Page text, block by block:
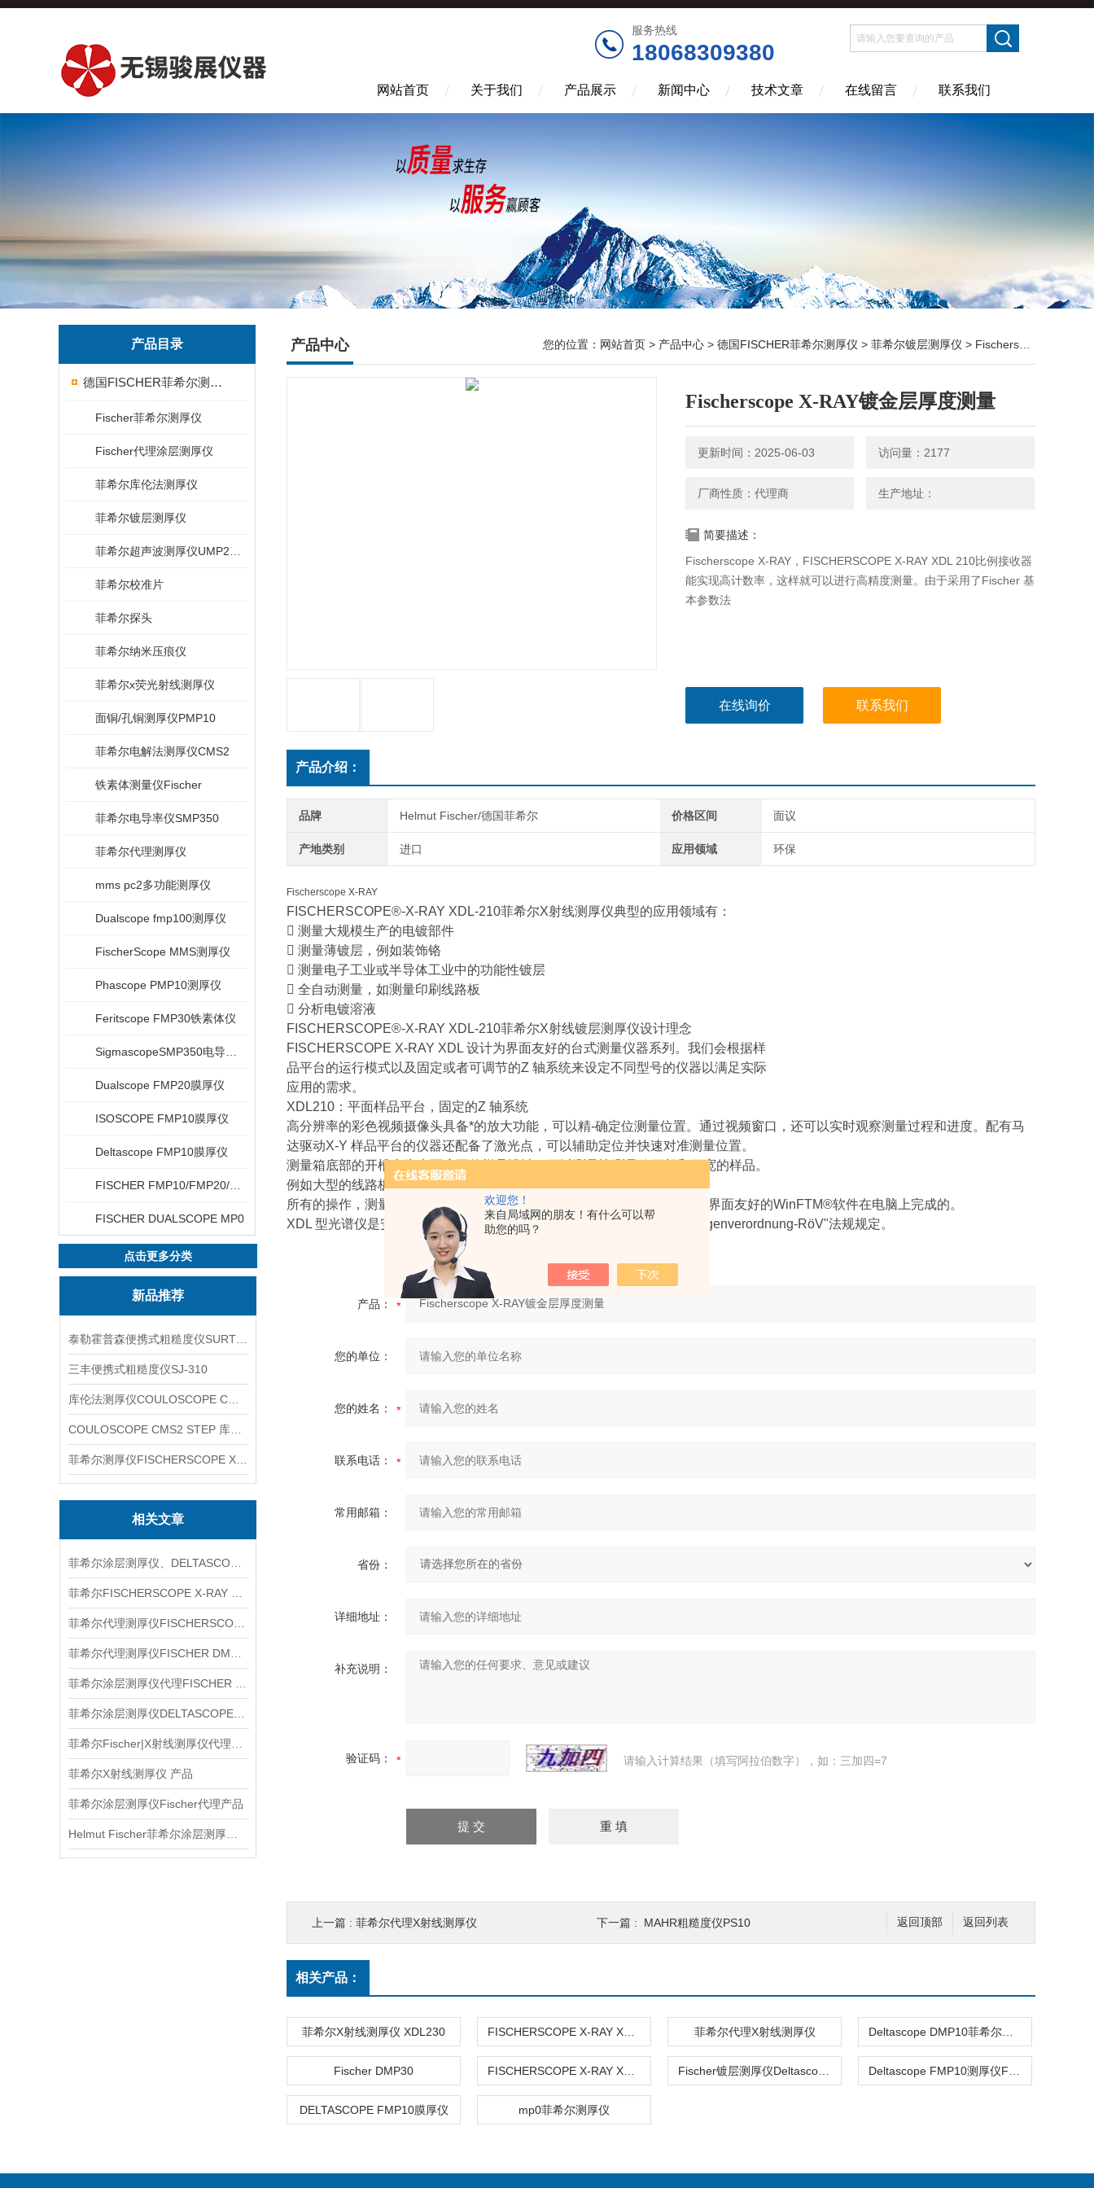
欢迎您！
来自局域网的朋友！有什么可以帮
助您的吗？
服务热线
18068309380
网站首页 关于我们 产品展示 新闻中心 技术文章 在线留言 联系我们
产品目录
德国FISCHER菲希尔测厚仪
Fischer菲希尔测厚仪
Fischer代理涂层测厚仪
菲希尔库伦法测厚仪
菲希尔镀层测厚仪
菲希尔校准片
菲希尔探头
菲希尔纳米压痕仪
菲希尔x荧光射线测厚仪
面铜/孔铜测厚仪PMP10
菲希尔电解法测厚仪CMS2
铁素体测量仪Fischer
菲希尔电导率仪SMP350
菲希尔代理测厚仪
mms pc2多功能测厚仪
Dualscope fmp100测厚仪
FischerScope MMS测厚仪
Phascope PMP10测厚仪
Feritscope FMP30铁素体仪
Dualscope FMP20膜厚仪
ISOSCOPE FMP10膜厚仪
Deltascope FMP10膜厚仪
FISCHER DUALSCOPE MP0
点击更多分类
新品推荐
三丰便携式粗糙度仪SJ-310
相关文章
菲希尔X射线测厚仪 产品
菲希尔涂层测厚仪Fischer代理产品
产品中心 您的位置： 网站首页 > 产品中心 > 德国FISCHER菲希尔测厚仪 > 菲希尔镀层测厚仪 > Fischerscope X-RAY镀金层厚度测量
Fischerscope X-RAY镀金层厚度测量
更新时间：2025-06-03 访问量：2177
厂商性质：代理商 生产地址：
简要描述：
Fischerscope X-RAY，FISCHERSCOPE X-RAY XDL 210比例接收器
能实现高计数率，这样就可以进行高精度测量。由于采用了Fischer 基
本参数法
在线询价 联系我们
产品介绍：
品牌 Helmut Fischer/德国菲希尔 价格区间 面议
产地类别 进口 应用领域 环保
Fischerscope X-RAY
FISCHERSCOPE®-X-RAY XDL-210菲希尔X射线测厚仪典型的应用领域有：
 测量大规模生产的电镀部件
 测量薄镀层，例如装饰铬
 测量电子工业或半导体工业中的功能性镀层
 全自动测量，如测量印刷线路板
 分析电镀溶液
FISCHERSCOPE®-X-RAY XDL-210菲希尔X射线镀层测厚仪设计理念
FISCHERSCOPE X-RAY XDL 设计为界面友好的台式测量仪器系列。我们会根据样
品平台的运行模式以及固定或者可调节的Z 轴系统来设定不同型号的仪器以满足实际
应用的需求。
XDL210：平面样品平台，固定的Z 轴系统
高分辨率的彩色视频摄像头具备*的放大功能，可以精-确定位测量位置。通过视频窗口，还可以实时观察测量过程和进度。配有马
达驱动X-Y 样品平台的仪器还配备了激光点，可以辅助定位并快速对准测量位置。
测量箱底部的开槽专为大而扁平的样品设计，可以测量比测量箱更长和更宽的样品。
例如大型的线路板。
所有的操作，测量数据的计算，以及测量数据报表的清晰显示都是通过*而界面友好的WinFTM®软件在电脑上完成的。
XDL 型光谱仪是安-全而保护测量仪器，型式许可符合德国“DeutscheRöntgenverordnung-RöV"法规规定。
产品：
您的单位：
您的姓名：
联系电话：
常用邮箱：
省份：
详细地址：
补充说明：
验证码： 请输入计算结果（填写阿拉伯数字），如：三加四=7
返回列表
返回顶部
上一篇 : 菲希尔代理X射线测厚仪 下一篇 : MAHR粗糙度仪PS10
相关产品：
菲希尔X射线测厚仪 XDL230 菲希尔代理X射线测厚仪
Fischer DMP30
DELTASCOPE FMP10膜厚仪 mp0菲希尔测厚仪